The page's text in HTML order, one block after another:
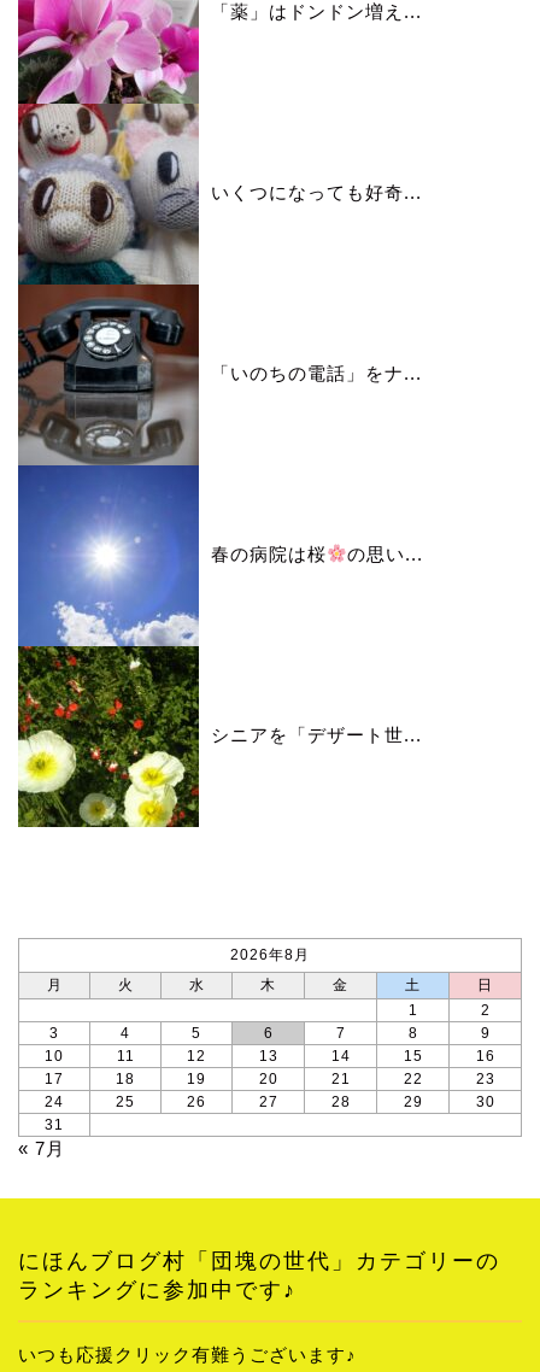
「薬」はドンドン増え...
いくつになっても好奇...
「いのちの電話」をナ...
春の病院は桜 の思い...
シニアを「デザート世...
2026年8月
月
火 水 木 金 土
日
1
2
3
4 5 6 7 8
9
10
11 12 13 14 15
16
17
18 19 20 21 22
23
24
25 26 27 28 29
30
31
« 7月
にほんブログ村「団塊の世代」カテゴリーの
ランキングに参加中です♪
いつも応援クリック有難うございます♪